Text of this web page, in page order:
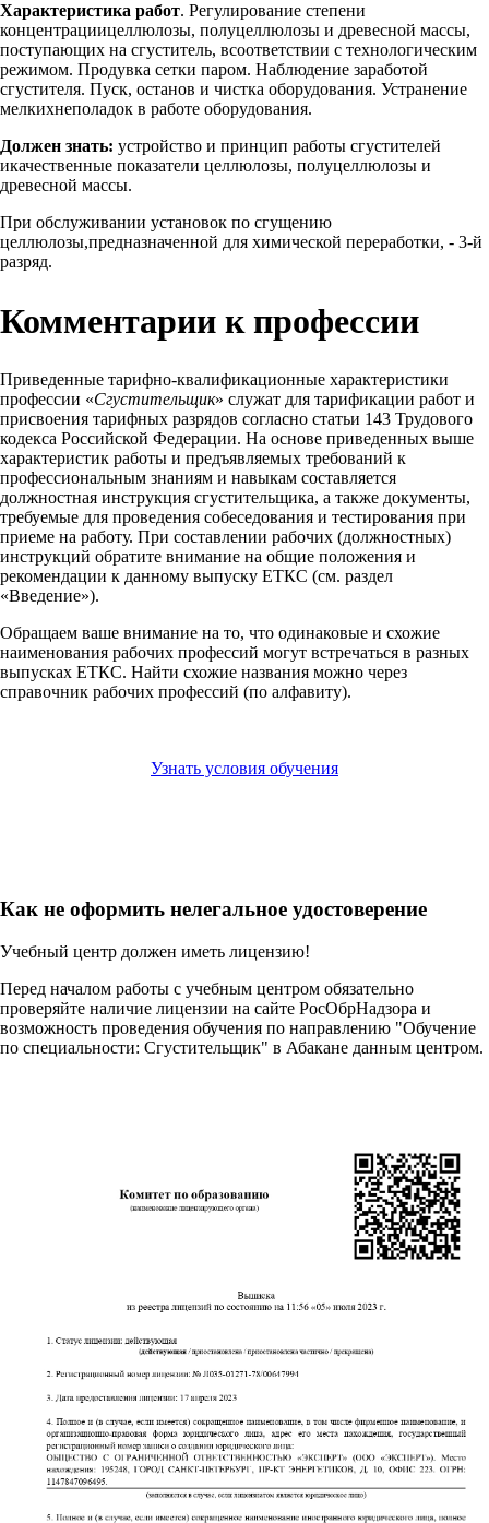
Характеристика работ. Регулирование степени
концентрациицеллюлозы, полуцеллюлозы и древесной массы,
поступающих на сгуститель, всоответствии с технологическим
режимом. Продувка сетки паром. Наблюдение заработой
сгустителя. Пуск, останов и чистка оборудования. Устранение
мелкихнеполадок в работе оборудования.
Должен знать: устройство и принцип работы сгустителей
икачественные показатели целлюлозы, полуцеллюлозы и
древесной массы.
При обслуживании установок по сгущению
целлюлозы,предназначенной для химической переработки, - 3-й
разряд.
Комментарии к профессии
Приведенные тарифно-квалификационные характеристики
профессии «Сгустительщик» служат для тарификации работ и
присвоения тарифных разрядов согласно статьи 143 Трудового
кодекса Российской Федерации. На основе приведенных выше
характеристик работы и предъявляемых требований к
профессиональным знаниям и навыкам составляется
должностная инструкция сгустительщика, а также документы,
требуемые для проведения собеседования и тестирования при
приеме на работу. При составлении рабочих (должностных)
инструкций обратите внимание на общие положения и
рекомендации к данному выпуску ЕТКС (см. раздел
«Введение»).
Обращаем ваше внимание на то, что одинаковые и схожие
наименования рабочих профессий могут встречаться в разных
выпусках ЕТКС. Найти схожие названия можно через
справочник рабочих профессий (по алфавиту).
Узнать условия обучения
Как не оформить нелегальное удостоверение
Учебный центр должен иметь лицензию!
Перед началом работы с учебным центром обязательно
проверяйте наличие лицензии на сайте РосОбрНадзора и
возможность проведения обучения по направлению "Обучение
по специальности: Сгустительщик" в Абакане данным центром.